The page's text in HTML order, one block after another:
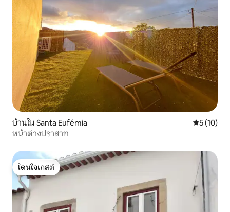
บ้านใน Santa Eufémia คะแนนเฉลี่
5 (10)
หน้าต่างปราสาท
โดนใจเกสต์
โดนใจเกสต์